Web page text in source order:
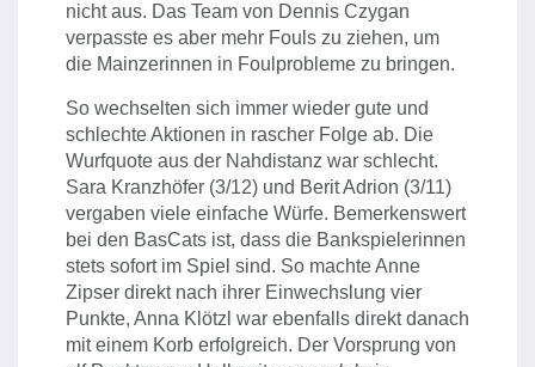
nicht aus. Das Team von Dennis Czygan
verpasste es aber mehr Fouls zu ziehen, um
die Mainzerinnen in Foulprobleme zu bringen.
So wechselten sich immer wieder gute und
schlechte Aktionen in rascher Folge ab. Die
Wurfquote aus der Nahdistanz war schlecht.
Sara Kranzhöfer (3/12) und Berit Adrion (3/11)
vergaben viele einfache Würfe. Bemerkenswert
bei den BasCats ist, dass die Bankspielerinnen
stets sofort im Spiel sind. So machte Anne
Zipser direkt nach ihrer Einwechslung vier
Punkte, Anna Klötzl war ebenfalls direkt danach
mit einem Korb erfolgreich. Der Vorsprung von